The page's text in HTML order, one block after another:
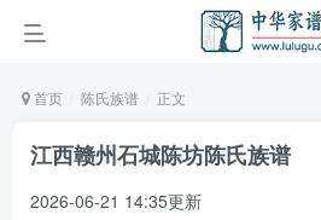
首页 陈氏族谱 正文
江西赣州石城陈坊陈氏族谱
2026-06-21 14:35更新